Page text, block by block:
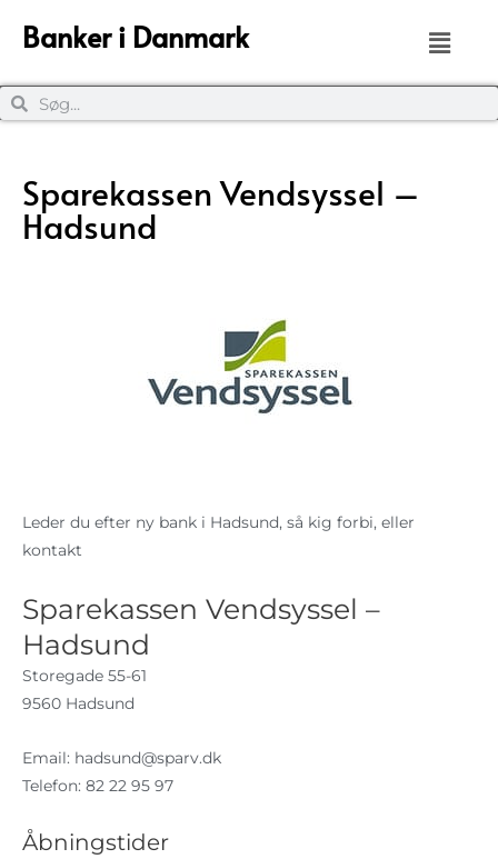
Banker i Danmark
Sparekassen Vendsyssel –
Hadsund
Leder du efter ny bank i Hadsund, så kig forbi, eller
kontakt
Sparekassen Vendsyssel –
Hadsund
Storegade 55-61
9560 Hadsund
Email: hadsund@sparv.dk
Telefon: 82 22 95 97
Åbningstider